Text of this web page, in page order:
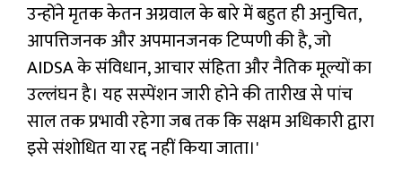
उन्होंने मृतक केतन अग्रवाल के बारे में बहुत ही अनुचित,
आपत्तिजनक और अपमानजनक टिप्पणी की है, जो
AIDSA के संविधान, आचार संहिता और नैतिक मूल्यों का
उल्लंघन है। यह सस्पेंशन जारी होने की तारीख से पांच
साल तक प्रभावी रहेगा जब तक कि सक्षम अधिकारी द्वारा
इसे संशोधित या रद्द नहीं किया जाता।'